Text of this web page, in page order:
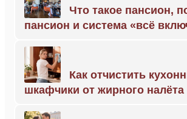
Что такое пансион,
пансион и система «всё
Как отчистить
шкафчики от жирного налёта